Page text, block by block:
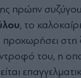
πρώην
, το
στη
του, η